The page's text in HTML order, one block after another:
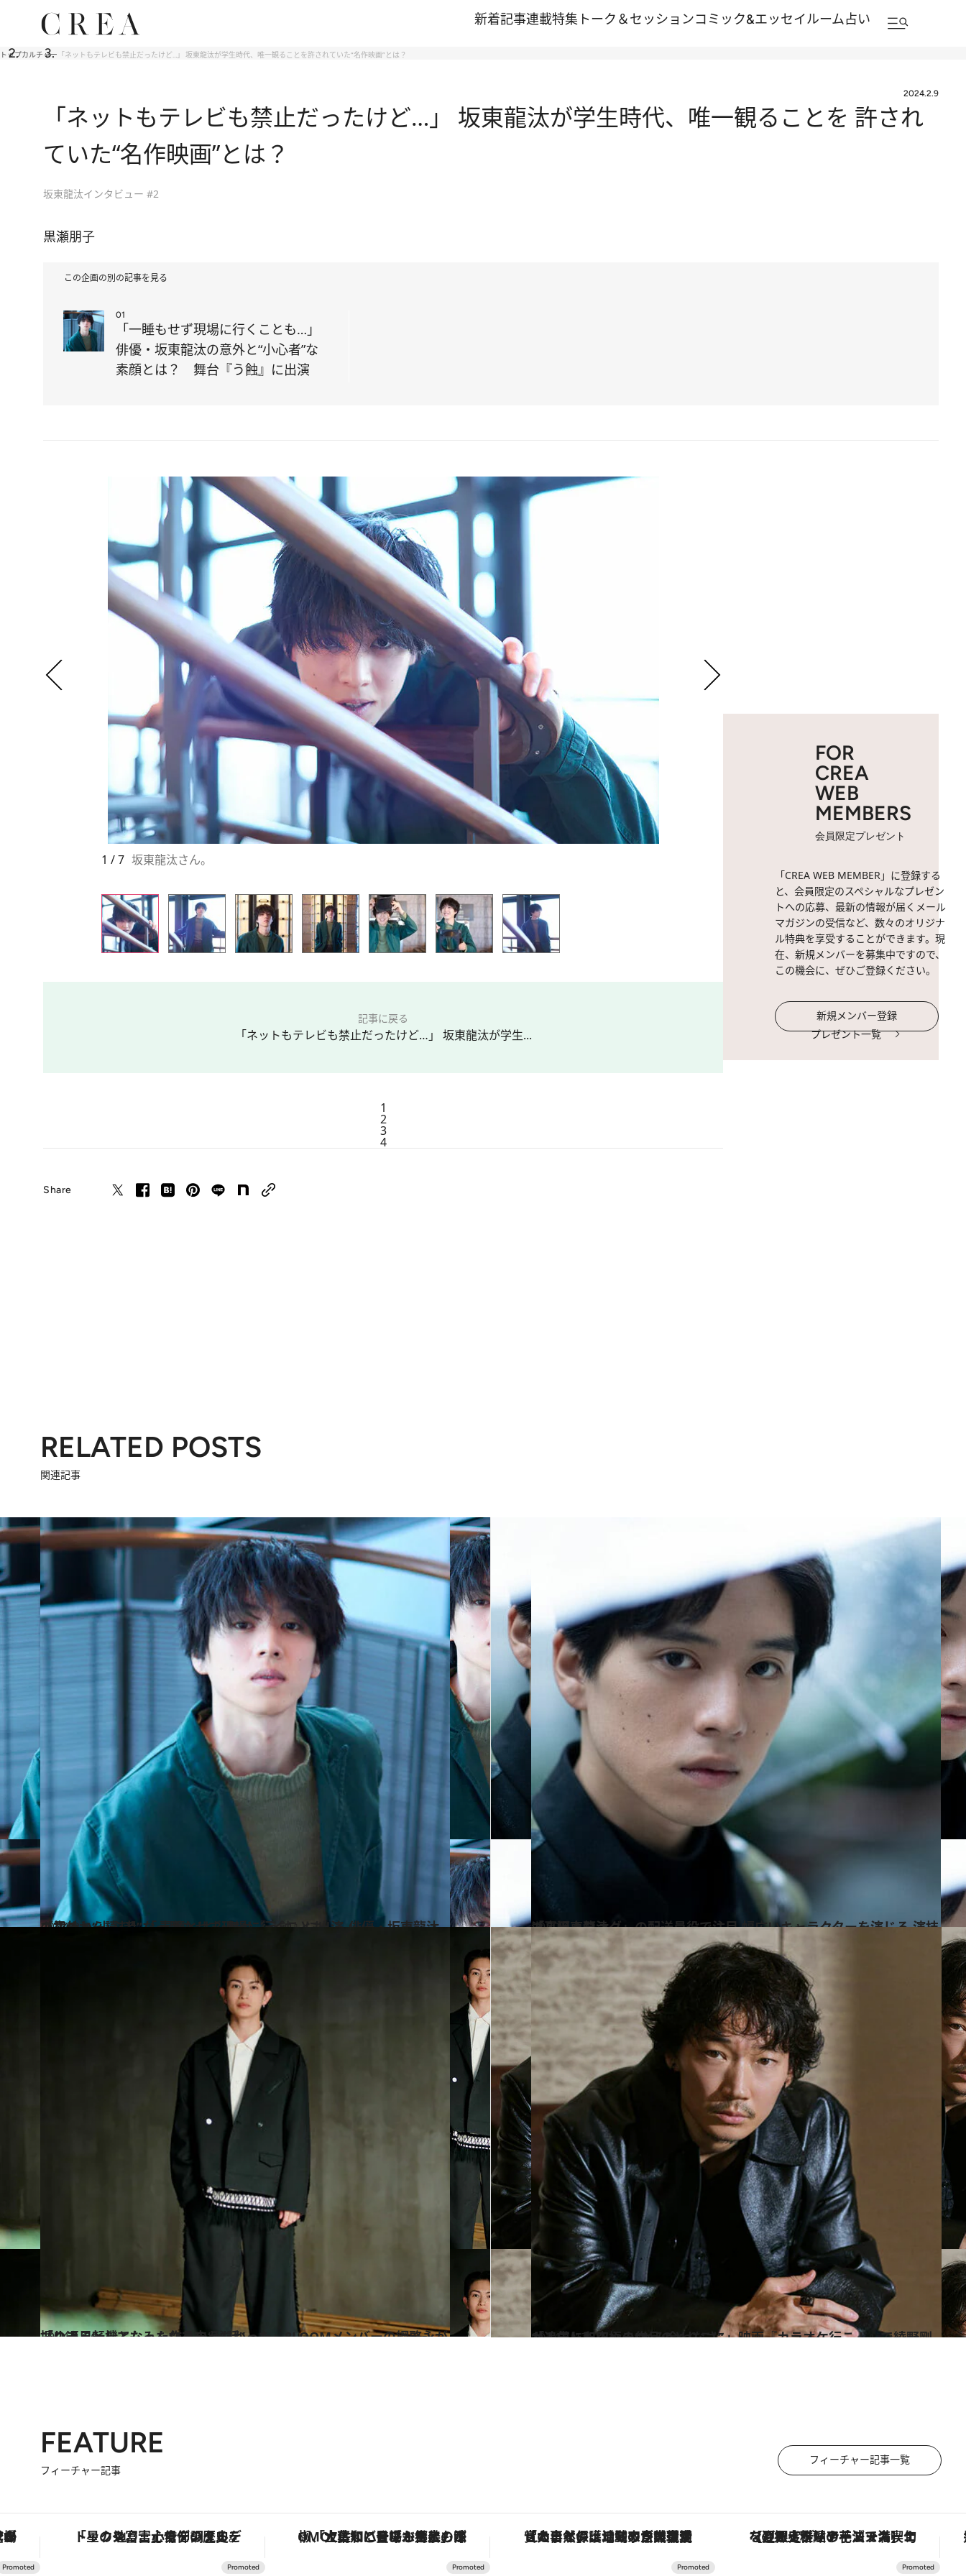
新着記事連載特集 トーク＆セッションコミック&エッセイルーム占い
トップカルチャー 「ネットもテレビも禁止だったけど…」 坂東龍汰が学生時代、唯一観ることを許されていた“名作映画”とは？
2024.2.9
「ネットもテレビも禁止だったけど…」 坂東龍汰が学生時代、唯一観ることを 許され
ていた“名作映画”とは？
坂東龍汰インタビュー #2
黒瀬朋子
この企画の別の記事を見る
01
「一睡もせず現場に行くことも…」
俳優・坂東龍汰の意外と“小心者”な
素顔とは？ 舞台『う蝕』に出演
1 / 7 坂東龍汰さん。
記事に戻る
「ネットもテレビも禁止だったけど…」 坂東龍汰が学生...
1
2
3
4
Share
FOR
CREA
WEB
MEMBERS
会員限定プレゼント
「CREA WEB MEMBER」に登録する
と、会員限定のスペシャルなプレゼン
トへの応募、最新の情報が届くメール
マガジンの受信など、数々のオリジナ
ル特典を享受することができます。現
在、新規メンバーを募集中ですので、
この機会に、ぜひご登録ください。
新規メンバー登録
プレゼント一覧
RELATED POSTS
関連記事
2024.2.9
【初めから読む】「一睡もせず現場に行くことも…」俳優・坂東龍汰の意外と“小心者”な 素顔とは？ 舞台『う蝕』に出演
カルチャー 2022.1.14
「真犯人フラグ」の配送員役で注目 幅広いキャラクターを演じる 演技派・坂東龍汰
カルチャー
2024.1.26
「ゆき兄としてもみんなを支えたかった」8LOOMメンバーの綱啓永が振り返る転機となった作品の“秘話”
カルチャー 2024.1.17
「一気に和山やま作品のとりこに」映画『カラオケ行こ！』で綾野剛が追求した究極の“かみ合わなさ”
カルチャー
FEATURE
フィーチャー記事
フィーチャー記事一覧
」。旅愛好家のお気に入りコレクションから、ジェンダーレスな新作が登場 「星のや富士」でデジタルデトックス。冨士信仰の歴史を辿り、心身を調える。 「土佐和ハーブかき氷」がOMO7高知に登場！生姜、山椒、大葉など目にも舌にも涼を呼ぶ郷土の味 「大事なのは地域の意識を変えること」。ロレックス賞受賞の自然保護活動家が実現させたナイジェリアの自然環境の復活 【夏限定ディナーコース】旬を迎える稚鮎や花ズッキーニなどをイタリア・トスカーナの郷土料理の手法で満喫！